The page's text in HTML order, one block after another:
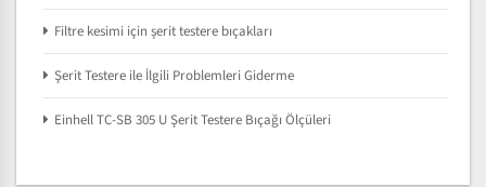
Filtre kesimi için şerit testere bıçakları
Şerit Testere ile İlgili Problemleri Giderme
Einhell TC-SB 305 U Şerit Testere Bıçağı Ölçüleri